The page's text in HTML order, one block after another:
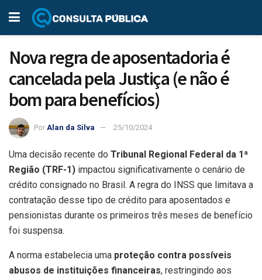
Nova regra de aposentadoria é
cancelada pela Justiça (e não é
bom para benefícios)
Por Alan da Silva 25/10/2024
Uma decisão recente do Tribunal Regional Federal da 1ª
Região (TRF-1) impactou significativamente o cenário de
crédito consignado no Brasil. A regra do INSS que limitava a
contratação desse tipo de crédito para aposentados e
pensionistas durante os primeiros três meses de benefício
foi suspensa.
A norma estabelecia uma proteção contra possíveis
abusos de instituições financeiras, restringindo aos